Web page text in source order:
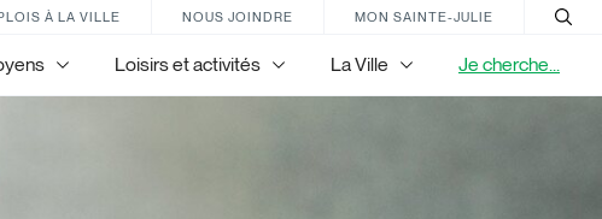
À LA VILLE NOUS JOINDRE MON SAINTE-JULIE
Loisirs et activités La Ville Je cherche...